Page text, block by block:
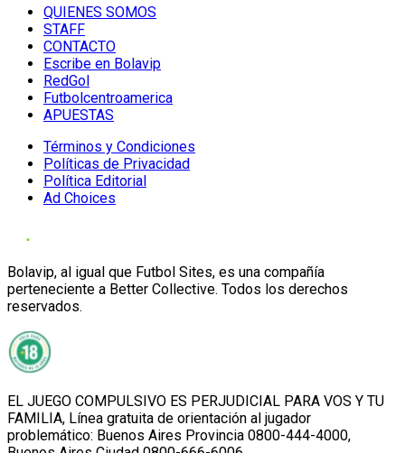
QUIENES SOMOS
STAFF
CONTACTO
Escribe en Bolavip
RedGol
Futbolcentroamerica
APUESTAS
Términos y Condiciones
Políticas de Privacidad
Política Editorial
Ad Choices
Bolavip, al igual que Futbol Sites, es una compañía
perteneciente a Better Collective. Todos los derechos
reservados.
EL JUEGO COMPULSIVO ES PERJUDICIAL PARA VOS Y TU
FAMILIA, Línea gratuita de orientación al jugador
problemático: Buenos Aires Provincia 0800-444-4000,